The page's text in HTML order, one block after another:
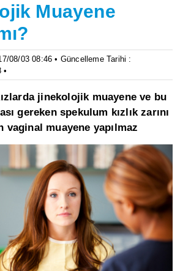
Muayene
08/03 08:46 • Güncelleme Tarihi :
•
jinekolojik muayene ve bu
gereken spekulum kızlık zarını
vaginal muayene yapılmaz